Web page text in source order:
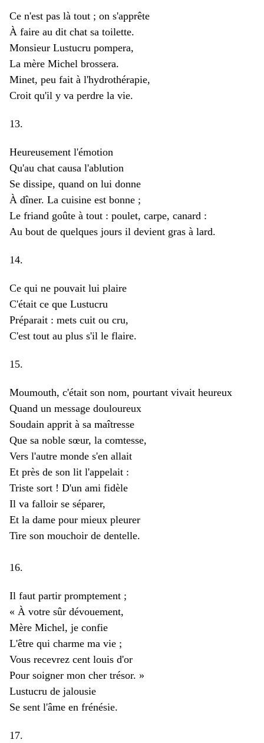
Ce n'est pas là tout ; on s'apprête
À faire au dit chat sa toilette.
Monsieur Lustucru pompera,
La mère Michel brossera.
Minet, peu fait à l'hydrothérapie,
Croit qu'il y va perdre la vie.
13.
Heureusement l'émotion
Qu'au chat causa l'ablution
Se dissipe, quand on lui donne
À dîner. La cuisine est bonne ;
Le friand goûte à tout : poulet, carpe, canard :
Au bout de quelques jours il devient gras à lard.
14.
Ce qui ne pouvait lui plaire
C'était ce que Lustucru
Préparait : mets cuit ou cru,
C'est tout au plus s'il le flaire.
15.
Moumouth, c'était son nom, pourtant vivait heureux
Quand un message douloureux
Soudain apprit à sa maîtresse
Que sa noble sœur, la comtesse,
Vers l'autre monde s'en allait
Et près de son lit l'appelait :
Triste sort ! D'un ami fidèle
Il va falloir se séparer,
Et la dame pour mieux pleurer
Tire son mouchoir de dentelle.
16.
Il faut partir promptement ;
« À votre sûr dévouement,
Mère Michel, je confie
L'être qui charme ma vie ;
Vous recevrez cent louis d'or
Pour soigner mon cher trésor. »
Lustucru de jalousie
Se sent l'âme en frénésie.
17.